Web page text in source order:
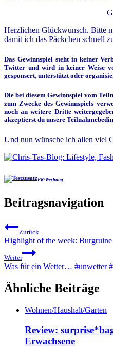
Gabi
Herzlichen Glückwunsch. Bitte
damit ich das Päckchen schnell
Das Gewinnspiel steht in keiner
Twitter und wird in keiner Weise
gesponsert, unterstützt oder
Die bei diesem Gewinnspiel vom
zum Zwecke des Gewinnspiels
noch an weitere Dritte
akzeptierst du unsere
Und nun wünsche ich allen viel
PR/Werbung
Beitragsnavigation
Zurück
Highlight of the week:
Weiter
Was für ein Wetter… #unwetter
Ähnliche Beiträge
Wohnen/Haushalt/Garten
Review:
Erwachsene